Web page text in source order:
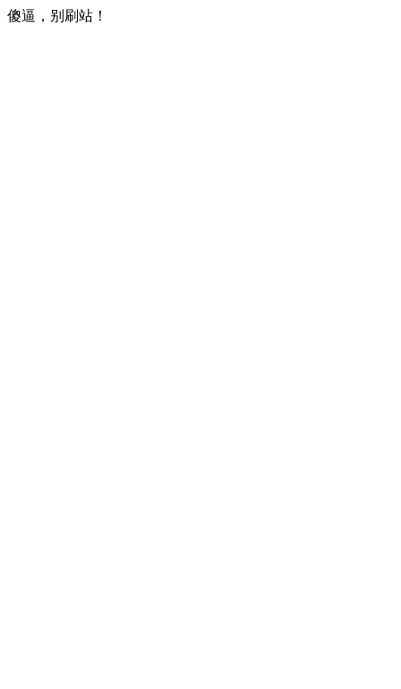
傻逼，别刷站！